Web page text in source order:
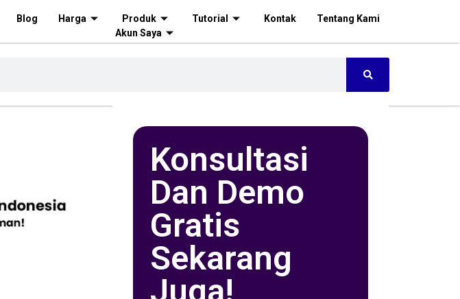
Blog Harga Produk Tutorial Kontak
Tentang Kami
Akun Saya
Konsultasi
Dan Demo
Gratis
Sekarang
Juga!